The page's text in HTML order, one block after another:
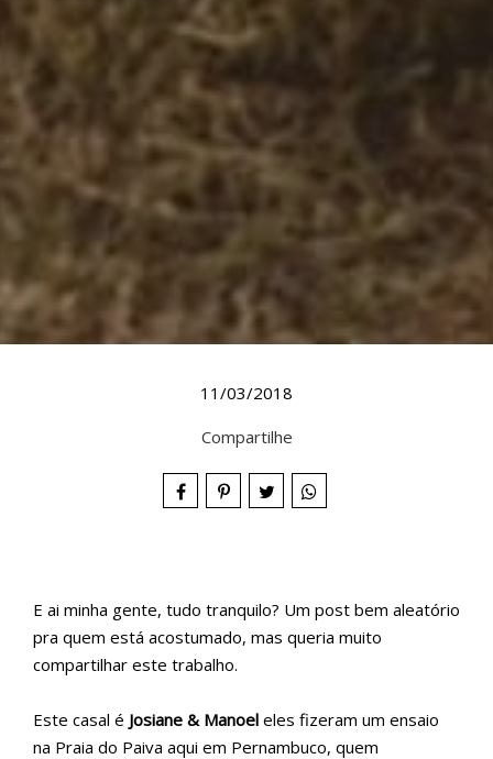
11/03/2018
Compartilhe
E ai minha gente, tudo tranquilo? Um post bem aleatório
pra quem está acostumado, mas queria muito
compartilhar este trabalho.
Este casal é Josiane & Manoel eles fizeram um ensaio
na Praia do Paiva aqui em Pernambuco, quem